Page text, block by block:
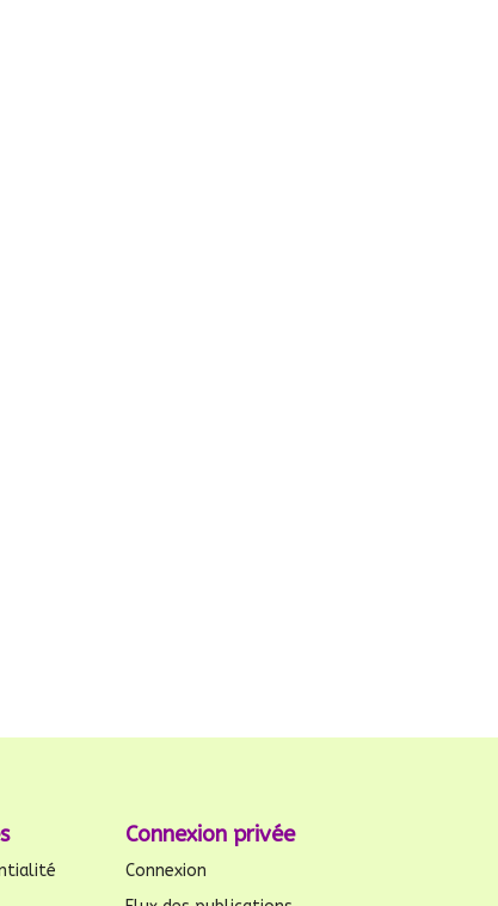
Connexion privée
Connexion